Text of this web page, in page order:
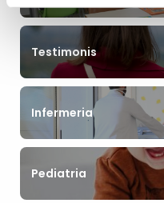
Testimonis
Infermeria
Pediatria